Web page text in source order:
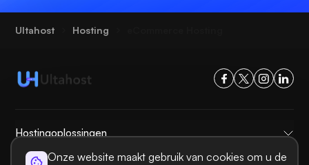
Onze website maakt gebruik van cookies om u de
Ultahost Hosting
Hostingoplossingen
Domeinoplossingen